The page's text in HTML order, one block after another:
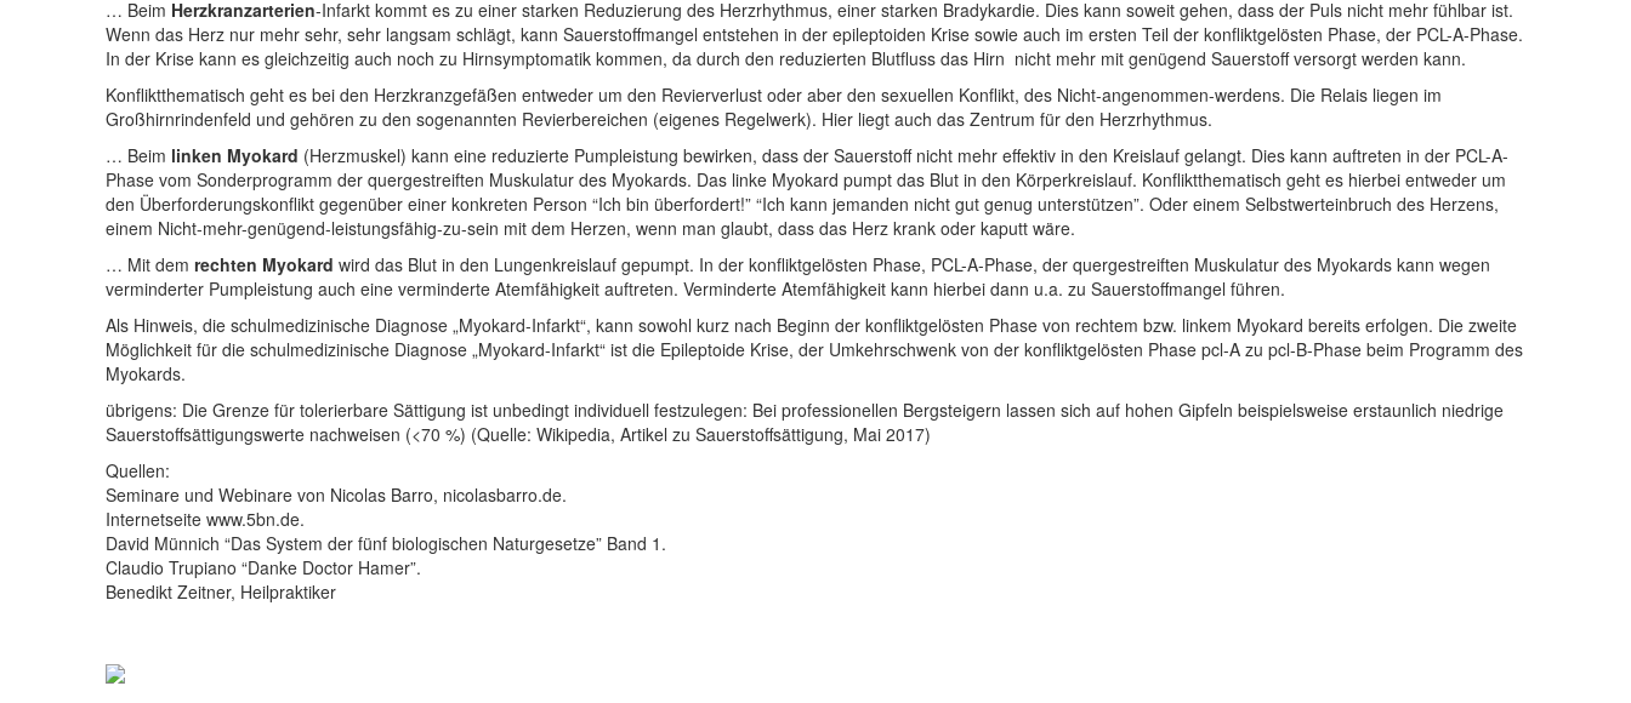
… Beim Herzkranzarterien-Infarkt kommt es zu einer starken Reduzierung des Herzrhythmus, einer starken Bradykardie. Dies kann soweit gehen, dass der Puls nicht mehr fühlbar ist.
Wenn das Herz nur mehr sehr, sehr langsam schlägt, kann Sauerstoffmangel entstehen in der epileptoiden Krise sowie auch im ersten Teil der konfliktgelösten Phase, der PCL-A-Phase.
In der Krise kann es gleichzeitig auch noch zu Hirnsymptomatik kommen, da durch den reduzierten Blutfluss das Hirn nicht mehr mit genügend Sauerstoff versorgt werden kann.
Konfliktthematisch geht es bei den Herzkranzgefäßen entweder um den Revierverlust oder aber den sexuellen Konflikt, des Nicht-angenommen-werdens. Die Relais liegen im
Großhirnrindenfeld und gehören zu den sogenannten Revierbereichen (eigenes Regelwerk). Hier liegt auch das Zentrum für den Herzrhythmus.
… Beim linken Myokard (Herzmuskel) kann eine reduzierte Pumpleistung bewirken, dass der Sauerstoff nicht mehr effektiv in den Kreislauf gelangt. Dies kann auftreten in der PCL-A-
Phase vom Sonderprogramm der quergestreiften Muskulatur des Myokards. Das linke Myokard pumpt das Blut in den Körperkreislauf. Konfliktthematisch geht es hierbei entweder um
den Überforderungskonflikt gegenüber einer konkreten Person “Ich bin überfordert!” “Ich kann jemanden nicht gut genug unterstützen”. Oder einem Selbstwerteinbruch des Herzens,
einem Nicht-mehr-genügend-leistungsfähig-zu-sein mit dem Herzen, wenn man glaubt, dass das Herz krank oder kaputt wäre.
… Mit dem rechten Myokard wird das Blut in den Lungenkreislauf gepumpt. In der konfliktgelösten Phase, PCL-A-Phase, der quergestreiften Muskulatur des Myokards kann wegen
verminderter Pumpleistung auch eine verminderte Atemfähigkeit auftreten. Verminderte Atemfähigkeit kann hierbei dann u.a. zu Sauerstoffmangel führen.
Als Hinweis, die schulmedizinische Diagnose „Myokard-Infarkt“, kann sowohl kurz nach Beginn der konfliktgelösten Phase von rechtem bzw. linkem Myokard bereits erfolgen. Die zweite
Möglichkeit für die schulmedizinische Diagnose „Myokard-Infarkt“ ist die Epileptoide Krise, der Umkehrschwenk von der konfliktgelösten Phase pcl-A zu pcl-B-Phase beim Programm des
Myokards.
übrigens: Die Grenze für tolerierbare Sättigung ist unbedingt individuell festzulegen: Bei professionellen Bergsteigern lassen sich auf hohen Gipfeln beispielsweise erstaunlich niedrige
Sauerstoffsättigungswerte nachweisen (<70 %) (Quelle: Wikipedia, Artikel zu Sauerstoffsättigung, Mai 2017)
Quellen:
Seminare und Webinare von Nicolas Barro, nicolasbarro.de.
Internetseite www.5bn.de.
David Münnich “Das System der fünf biologischen Naturgesetze” Band 1.
Claudio Trupiano “Danke Doctor Hamer”.
Benedikt Zeitner, Heilpraktiker